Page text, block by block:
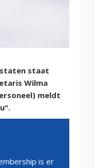
staat
Wilma
meldt
is er